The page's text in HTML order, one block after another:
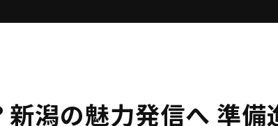
潟の魅力発信へ 準備